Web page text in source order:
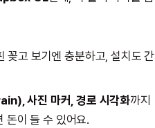
꽂고 보기엔 충분하고, 설치도 간
사진 마커, 경로 시각화까지
돈이 들 수 있어요.